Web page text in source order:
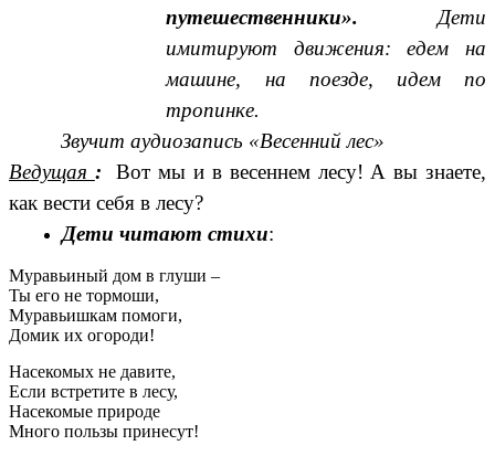
путешественники». Дети
имитируют движения: едем на
машине, на поезде, идем по
тропинке.
Звучит аудиозапись «Весенний лес»
Ведущая :Вот мы и в весеннем лесу! А вы знаете,
как вести себя в лесу?
Дети читают стихи:
Муравьиный дом в глуши –
Ты его не тормоши,
Муравьишкам помоги,
Домик их огороди!
Насекомых не давите,
Если встретите в лесу,
Насекомые природе
Много пользы принесут!